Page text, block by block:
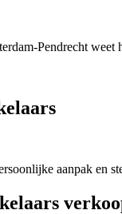
Pendrecht
aanpak en